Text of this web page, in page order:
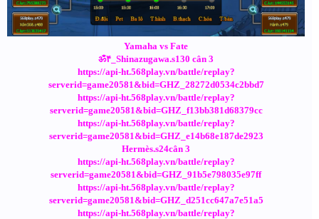
Yamaha vs Fate
ॐ۴_Shinazugawa.s130 cân 3
https://api-ht.568play.vn/battle/replay?
serverid=game20581&bid=GHZ_28272d0534c2bbd7
https://api-ht.568play.vn/battle/replay?
serverid=game20581&bid=GHZ_f13bb381d68379cc
https://api-ht.568play.vn/battle/replay?
serverid=game20581&bid=GHZ_e14b68e187de2923
Hermès.s24cân 3
https://api-ht.568play.vn/battle/replay?
serverid=game20581&bid=GHZ_91b5e798035e97ff
https://api-ht.568play.vn/battle/replay?
serverid=game20581&bid=GHZ_d251cc647a7e51a5
https://api-ht.568play.vn/battle/replay?